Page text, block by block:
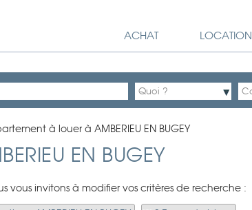
ACHAT LOCATION
à louer à AMBERIEU EN BUGEY
EN BUGEY
vous invitons à modifier vos critères de recherche :